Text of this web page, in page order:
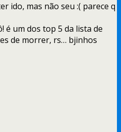
ido, mas não seu :( parece q
é um dos top 5 da lista de
de morrer, rs… bjinhos